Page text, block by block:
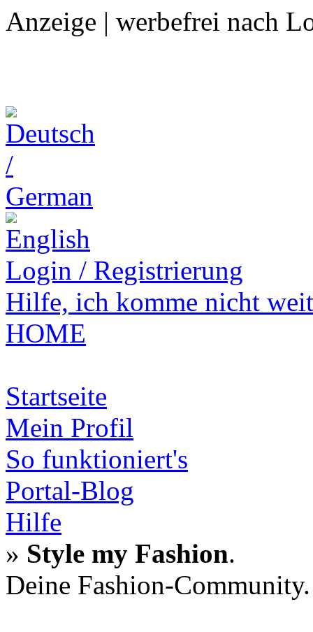
Anzeige | werbefrei nach
Login / Registrierung
Hilfe, ich komme nicht
HOME
Startseite
Mein Profil
So funktioniert's
Portal-Blog
Hilfe
» Style my Fashion.
Deine Fashion-